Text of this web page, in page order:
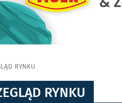
RYNKU
RYNKU